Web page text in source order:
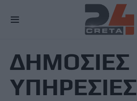
ΔΗΜΟΣΙΕΣ
ΥΠΗΡΕΣΙΕΣ